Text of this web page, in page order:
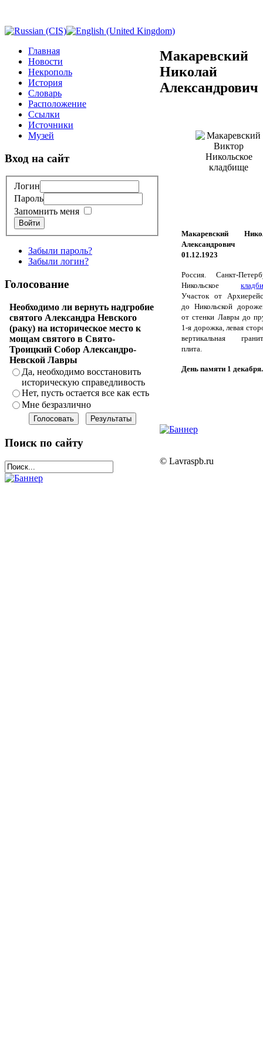
Главная
Новости
Некрополь
История
Словарь
Расположение
Ссылки
Источники
Музей
Вход на сайт
Логин
Пароль
Запомнить меня
Войти
Забыли пароль?
Забыли логин?
Голосование
Необходимо ли вернуть надгробие
святого Александра Невского
(раку) на историческое место к
мощам святого в Свято-
Троицкий Собор Александро-
Невской Лавры
Да, необходимо восстановить
историческую справедливость
Нет, пусть остается все как есть
Мне безразлично
Поиск по сайту
Макаревский
Николай
Александрович
Макаревский
Александрович
01.12.1923
Россия. Санкт-
Никольское
Участок от
до Никольской
от стенки Лавры до
1-я дорожка, левая
вертикальная
плита.
День памяти 1 декабря.
© Lavraspb.ru